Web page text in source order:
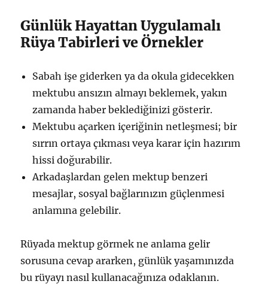
Günlük Hayattan Uygulamalı
Rüya Tabirleri ve Örnekler
Sabah işe giderken ya da okula gidecekken
mektubu ansızın almayı beklemek, yakın
zamanda haber beklediğinizi gösterir.
Mektubu açarken içeriğinin netleşmesi; bir
sırrın ortaya çıkması veya karar için hazırım
hissi doğurabilir.
Arkadaşlardan gelen mektup benzeri
mesajlar, sosyal bağlarınızın güçlenmesi
anlamına gelebilir.
Rüyada mektup görmek ne anlama gelir
sorusuna cevap ararken, günlük yaşamınızda
bu rüyayı nasıl kullanacağınıza odaklanın.